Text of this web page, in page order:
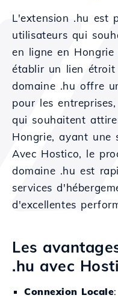
L'extension .hu est
utilisateurs qui
en ligne en
établir un lien étroit
domaine .hu offre
pour les
qui souhaitent
Hongrie, ayant une
Avec Hostico, le
domaine .hu est
services
d'excellentes
Les
.hu avec
Connexion Locale